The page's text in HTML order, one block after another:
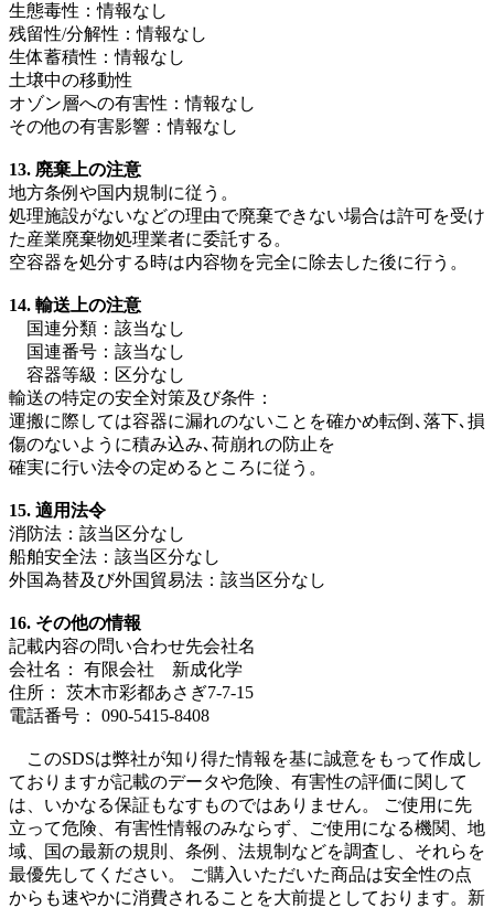
生態毒性：情報なし
残留性/分解性：情報なし
生体蓄積性：情報なし
土壌中の移動性
オゾン層への有害性：情報なし
その他の有害影響：情報なし
13. 廃棄上の注意
地方条例や国内規制に従う。
処理施設がないなどの理由で廃棄できない場合は許可を受け
た産業廃棄物処理業者に委託する。
空容器を処分する時は内容物を完全に除去した後に行う。
14. 輸送上の注意
国連分類：該当なし
国連番号：該当なし
容器等級：区分なし
輸送の特定の安全対策及び条件：
運搬に際しては容器に漏れのないことを確かめ転倒､落下､損
傷のないように積み込み､荷崩れの防止を
確実に行い法令の定めるところに従う。
15. 適用法令
消防法：該当区分なし
船舶安全法：該当区分なし
外国為替及び外国貿易法：該当区分なし
16. その他の情報
記載内容の問い合わせ先会社名
会社名： 有限会社 新成化学
住所： 茨木市彩都あさぎ7-7-15
電話番号： 090-5415-8408
このSDSは弊社が知り得た情報を基に誠意をもって作成し
ておりますが記載のデータや危険、有害性の評価に関して
は、いかなる保証もなすものではありません。 ご使用に先
立って危険、有害性情報のみならず、ご使用になる機関、地
域、国の最新の規則、条例、法規制などを調査し、それらを
最優先してください。 ご購入いただいた商品は安全性の点
からも速やかに消費されることを大前提としております。新